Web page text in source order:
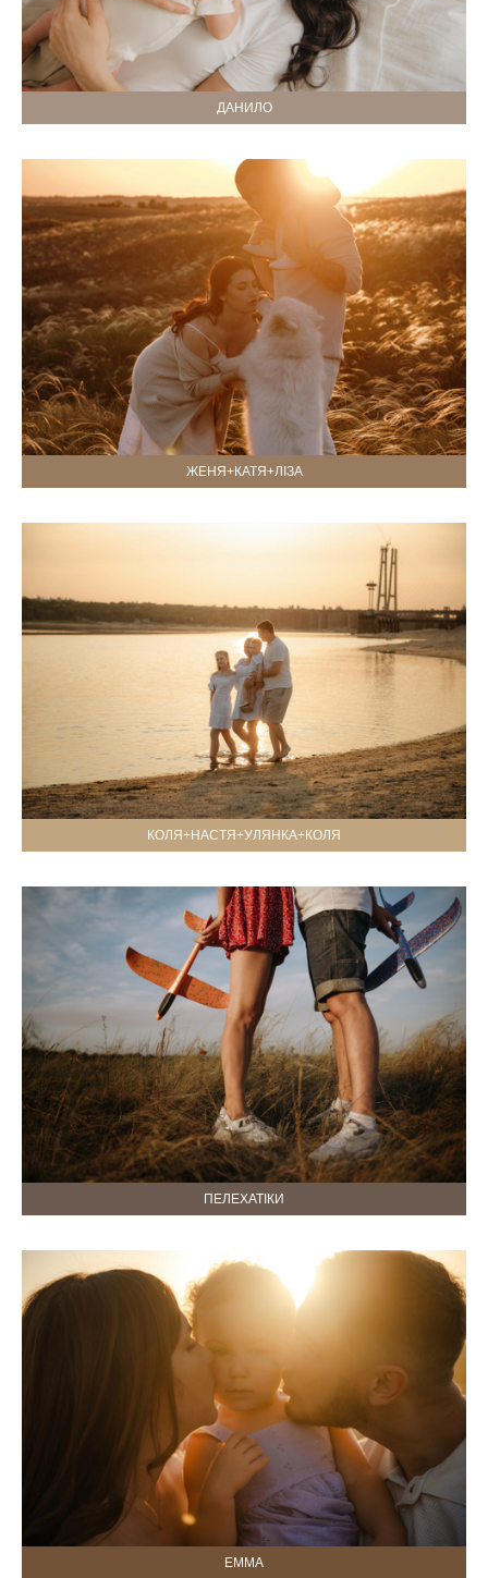
ДАНИЛО
ЖЕНЯ+КАТЯ+ЛІЗА
КОЛЯ+НАСТЯ+УЛЯНКА+КОЛЯ
ПЕЛЕХАТІКИ
ЕММА